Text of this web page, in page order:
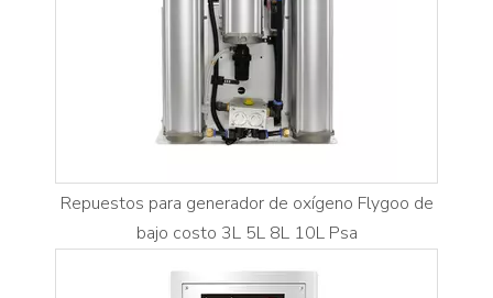
Repuestos para generador de oxígeno Flygoo de
bajo costo 3L 5L 8L 10L Psa